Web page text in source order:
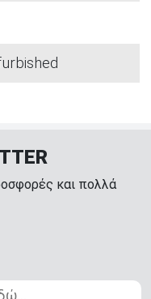
και πολλά